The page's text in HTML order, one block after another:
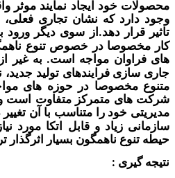
خود ایجاد نمایند موثر واقع
که نشان تجاری فعلی،
دهد.از سوی دیگر ورود به
در خصوص تنوع ناهمگون با
مواجه است.به غیر از دانش
فرایندهای تولید جدید، نوع
در حوزه های مواجهه با
متمرکز متفاوت است و سازمان
خود را متناسب با آن تغییر دهد.
زیاد و قابل اتکا مورد نیاز
ناهمگون بسیار اثرگذار تر است
: